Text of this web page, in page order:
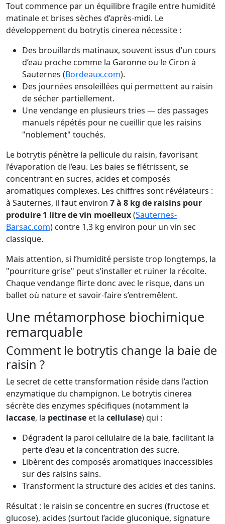
Tout commence par un équilibre fragile entre humidité
matinale et brises sèches d’après-midi. Le
développement du botrytis cinerea nécessite :
Des brouillards matinaux, souvent issus d’un cours
d’eau proche comme la Garonne ou le Ciron à
Sauternes (Bordeaux.com).
Des journées ensoleillées qui permettent au raisin
de sécher partiellement.
Une vendange en plusieurs tries — des passages
manuels répétés pour ne cueillir que les raisins
"noblement" touchés.
Le botrytis pénètre la pellicule du raisin, favorisant
l’évaporation de l’eau. Les baies se flétrissent, se
concentrant en sucres, acides et composés
aromatiques complexes. Les chiffres sont révélateurs :
à Sauternes, il faut environ 7 à 8 kg de raisins pour
produire 1 litre de vin moelleux(Sauternes-
Barsac.com) contre 1,3 kg environ pour un vin sec
classique.
Mais attention, si l’humidité persiste trop longtemps, la
"pourriture grise" peut s’installer et ruiner la récolte.
Chaque vendange flirte donc avec le risque, dans un
ballet où nature et savoir-faire s’entremêlent.
Une métamorphose biochimique
remarquable
Comment le botrytis change la baie de
raisin ?
Le secret de cette transformation réside dans l’action
enzymatique du champignon. Le botrytis cinerea
sécrète des enzymes spécifiques (notamment la
laccase, la pectinase et la cellulase) qui :
Dégradent la paroi cellulaire de la baie, facilitant la
perte d’eau et la concentration des sucre.
Libèrent des composés aromatiques inaccessibles
sur des raisins sains.
Transforment la structure des acides et des tanins.
Résultat : le raisin se concentre en sucres (fructose et
glucose), acides (surtout l’acide gluconique, signature